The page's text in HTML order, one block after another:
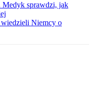
Medyk sprawdzi, jak
Niemcy o